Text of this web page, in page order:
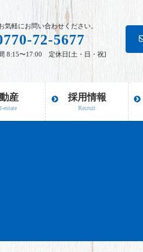
気軽にお問い合わせください。
72-5677
8:15〜17:00 定休日[土・日・祝]
産
estate
採用情報
Recruit